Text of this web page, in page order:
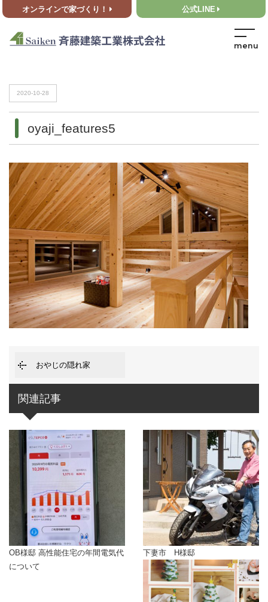
オンラインで家づくり！ 公式LINE
HOME>oyaji_features5
2020-10-28
oyaji_features5
おやじの隠れ家
関連記事
OB様邸 高性能住宅の年間電気代
について
下妻市 H様邸